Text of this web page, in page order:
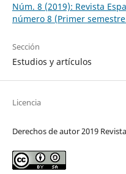
Núm. 8 (2019): Revista
número 8 (Primer
Sección
Estudios y artículos
Licencia
Derechos de autor 2019